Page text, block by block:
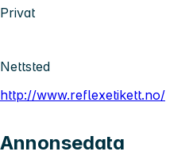
Privat
Nettsted
http://www.reflexetikett.no/
Annonsedata